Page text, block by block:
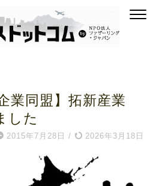
業同盟】拓新産業
した
2015年7月28日 / 2026年3月18日